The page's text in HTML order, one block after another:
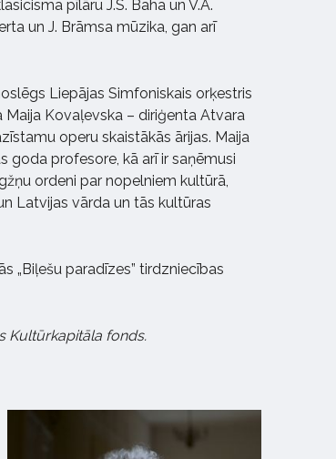
pīlāru J.S. Baha un V.A.
un J. Brāmsa mūzika, gan arī
Liepājas Simfoniskais orķestris
Kovaļevska – diriģenta Atvara
operu skaistākās ārijas. Maija
goda profesore, kā arī ir saņēmusi
ordeni par nopelniem kultūrā,
Latvijas vārda un tās kultūras
„Biļešu paradīzes” tirdzniecības
Kultūrkapitāla fonds.